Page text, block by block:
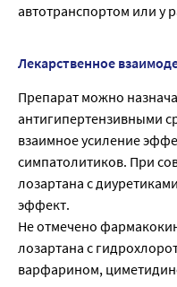
автотранспортом или у
Лекарственное
Препарат можно
антигипертензивными
взаимное усиление
симпатолитиков. При
лозартана с
эффект.
Не отмечено
лозартана с
варфарином,